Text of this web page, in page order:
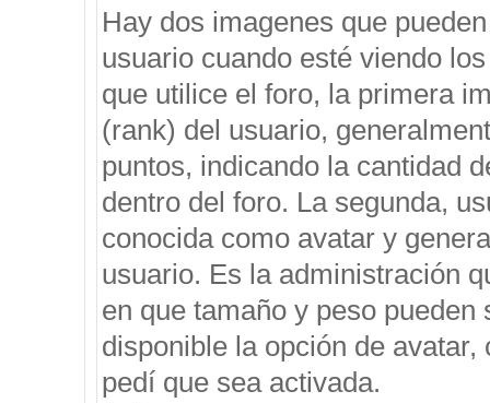
Hay dos imagenes que
usuario cuando esté viendo
que utilice el foro, la primera
(rank) del usuario,
puntos, indicando la cantidad
dentro del foro. La segunda,
conocida como avatar y
usuario. Es la administración
en que tamaño y peso
disponible la opción de
pedí que sea activada.